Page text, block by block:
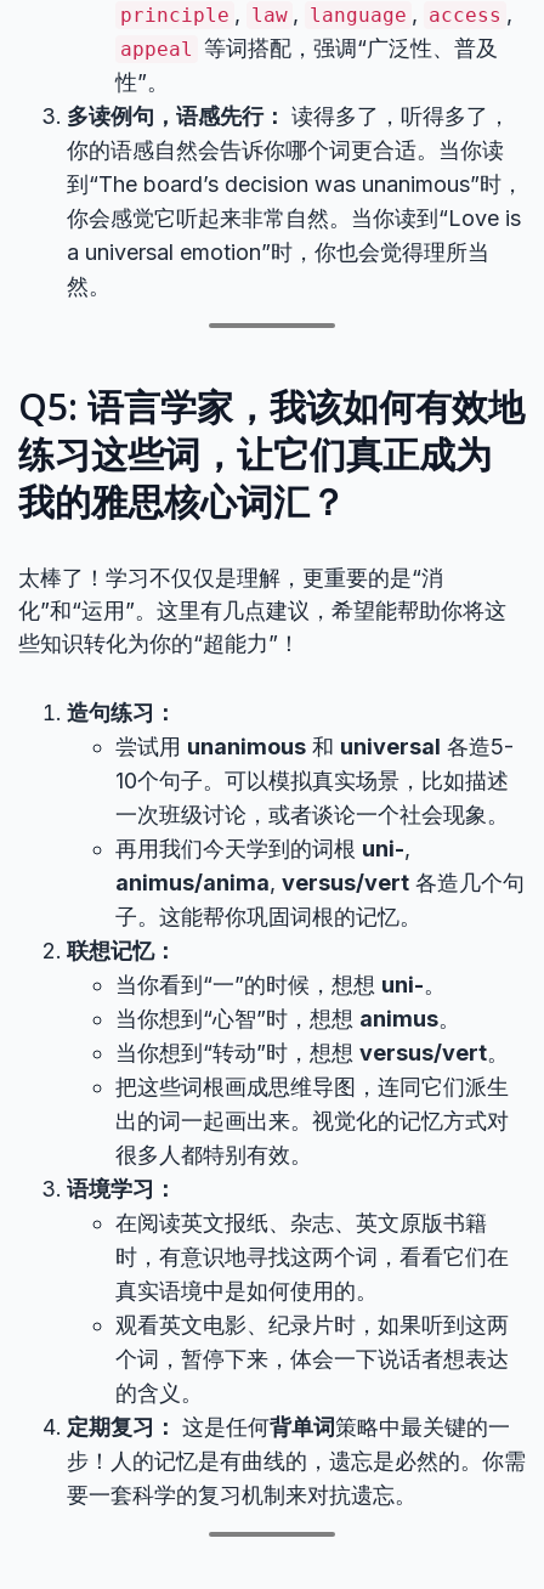
principle , law , language , access ,
appeal 等词搭配，强调“广泛性、普及
性”。
多读例句，语感先行： 读得多了，听得多了，
你的语感自然会告诉你哪个词更合适。当你读
到“The board’s decision was unanimous”时，
你会感觉它听起来非常自然。当你读到“Love is
a universal emotion”时，你也会觉得理所当
然。
Q5: 语言学家，我该如何有效地
练习这些词，让它们真正成为
我的雅思核心词汇？
太棒了！学习不仅仅是理解，更重要的是“消
化”和“运用”。这里有几点建议，希望能帮助你将这
些知识转化为你的“超能力”！
造句练习：
尝试用 unanimous 和 universal 各造5-
10个句子。可以模拟真实场景，比如描述
一次班级讨论，或者谈论一个社会现象。
再用我们今天学到的词根 uni-,
animus/anima, versus/vert 各造几个句
子。这能帮你巩固词根的记忆。
联想记忆：
当你看到“一”的时候，想想 uni-。
当你想到“心智”时，想想 animus。
当你想到“转动”时，想想 versus/vert。
把这些词根画成思维导图，连同它们派生
出的词一起画出来。视觉化的记忆方式对
很多人都特别有效。
语境学习：
在阅读英文报纸、杂志、英文原版书籍
时，有意识地寻找这两个词，看看它们在
真实语境中是如何使用的。
观看英文电影、纪录片时，如果听到这两
个词，暂停下来，体会一下说话者想表达
的含义。
定期复习： 这是任何背单词策略中最关键的一
步！人的记忆是有曲线的，遗忘是必然的。你需
要一套科学的复习机制来对抗遗忘。